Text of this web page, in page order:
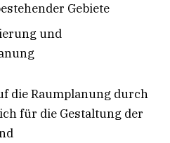
Gebiete
und
die Raumplanung durch
für die Gestaltung der